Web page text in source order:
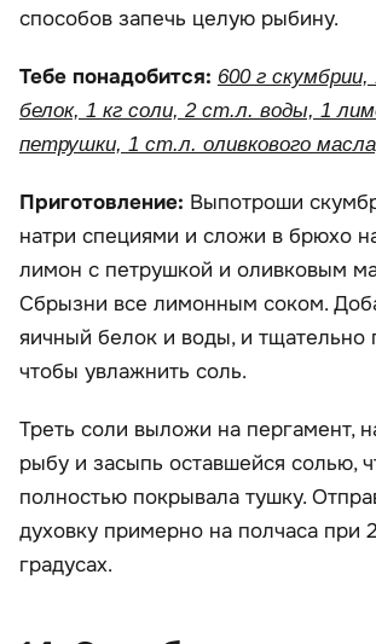
способов запечь целую рыбину.
Тебе понадобится: 600 г
белок, 1 кг соли, 2 ст.л. воды, 1
петрушки, 1 ст.л. оливкового
Приготовление: Выпотроши
натри специями и сложи в брюхо
лимон с петрушкой и оливковым
Сбрызни все лимонным соком.
яичный белок и воды, и тщательно
чтобы увлажнить соль.
Треть соли выложи на пергамент,
рыбу и засыпь оставшейся солью,
полностью покрывала тушку.
духовку примерно на полчаса при
градусах.